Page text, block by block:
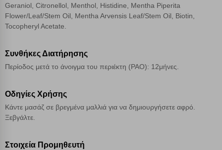
Geraniol, Citronellol, Menthol, Histidine, Mentha Piperita
Flower/Leaf/Stem Oil, Mentha Arvensis Leaf/Stem Oil, Biotin,
Tocopheryl Acetate.
Συνθήκες Διατήρησης
Περίοδος μετά το άνοιγμα του περιέκτη (PAO): 12μήνες.
Οδηγίες Χρήσης
Κάντε μασάζ σε βρεγμένα μαλλιά για να δημιουργήσετε αφρό.
Ξεβγάλτε.
Στοιχεία Προμηθευτή
Αποθήκευση ρυθμίσεων